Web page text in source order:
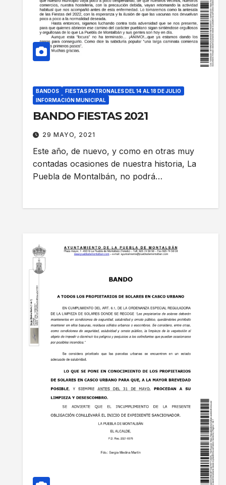
BANDOS
FIESTAS PATRONALES DEL 14 AL 18 DE JULIO
INFORMACIÓN MUNICIPAL
BANDO FIESTAS 2021
29 MAYO, 2021
Este año, de nuevo, y como en otras muy
contadas ocasiones de nuestra historia, La
Puebla de Montalbán, no podrá…